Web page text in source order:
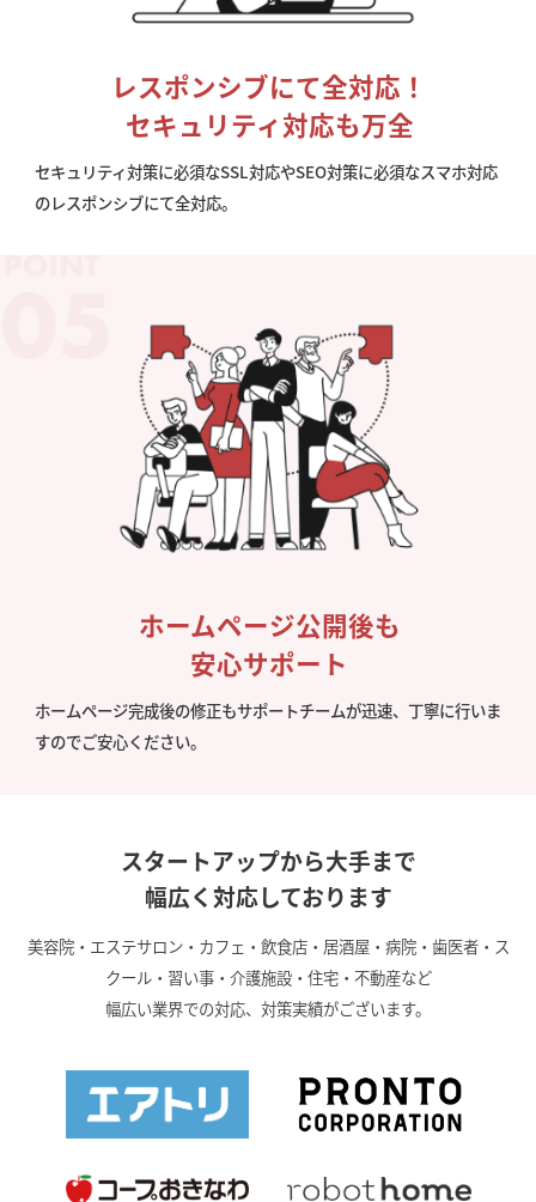
レスポンシブにて全対応！
セキュリティ対応も万全
セキュリティ対策に必須なSSL対応やSEO対策に必須なスマホ対応
のレスポンシブにて全対応。
ホームページ公開後も
安心サポート
ホームページ完成後の修正もサポートチームが迅速、丁寧に行いま
すのでご安心ください。
スタートアップから大手まで
幅広く対応しております
美容院・エステサロン・カフェ・飲食店・居酒屋・病院・歯医者・ス
クール・習い事・介護施設・住宅・不動産など
幅広い業界での対応、対策実績がございます。